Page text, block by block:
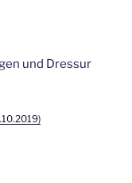
und Dressur